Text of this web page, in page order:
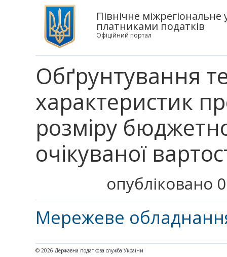
Північне
платниками податків
Офіційний портал
Обґрунтування
характеристик
розміру
очікуваної
опубліковано
Мережеве
© 2026 Державна податкова служба України